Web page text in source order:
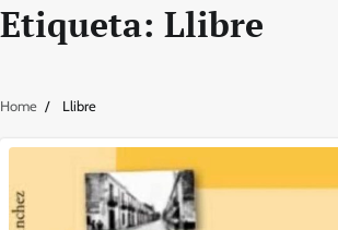
Etiqueta: Llibre
Home Llibre